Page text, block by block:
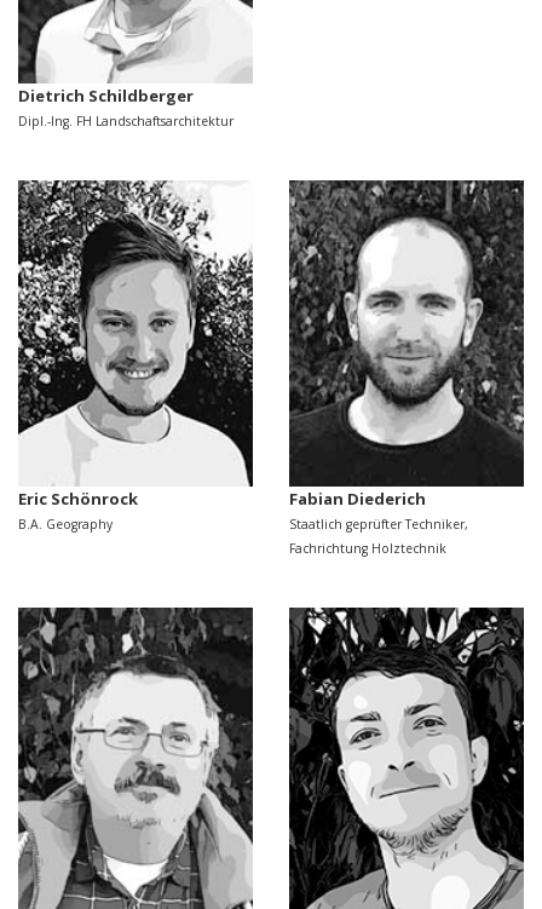
Dietrich Schildberger
Dipl.-Ing. FH Landschaftsarchitektur
Eric Schönrock
B.A. Geography
Fabian Diederich
Staatlich geprüfter Techniker,
Fachrichtung Holztechnik